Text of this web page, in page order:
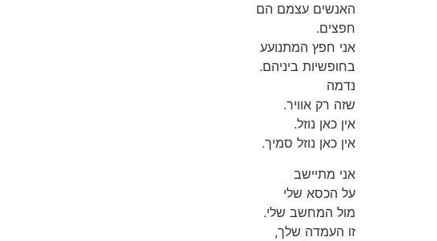
האנשים עצמם הם
חפצים.
אני חפץ המתנועע
בחופשיות ביניהם.
נדמה
שזה רק אוויר.
אין כאן נוזל.
אין כאן נוזל סמיך.
אני מתיישב
על הכסא שלי
מול המחשב שלי.
זו העמדה שלך,